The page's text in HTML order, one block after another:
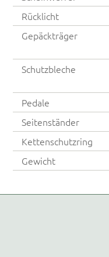
Rücklicht
Gepäckträger
Schutzbleche
Pedale
Seitenständer
Kettenschutzring
Gewicht